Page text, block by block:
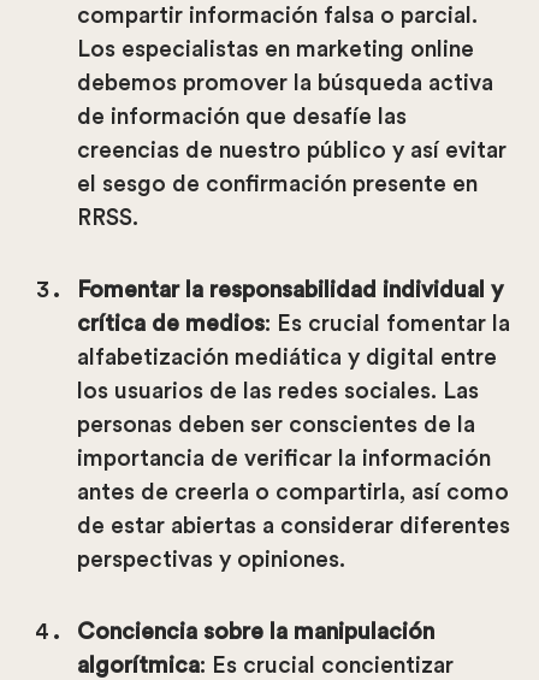
compartir información falsa o parcial.
Los especialistas en marketing online
debemos promover la búsqueda activa
de información que desafíe las
creencias de nuestro público y así evitar
el sesgo de confirmación presente en
RRSS.
Fomentar la responsabilidad individual y
crítica de medios: Es crucial fomentar la
alfabetización mediática y digital entre
los usuarios de las redes sociales. Las
personas deben ser conscientes de la
importancia de verificar la información
antes de creerla o compartirla, así como
de estar abiertas a considerar diferentes
perspectivas y opiniones.
Conciencia sobre la manipulación
algorítmica: Es crucial concientizar